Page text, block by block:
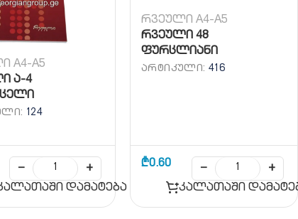
A4-A5
ა-4
124
−
+
დამატება
რვეული A4-A5
რვეული 48
ფურცლიანი
ᲐᲠᲢᲘᲙᲣᲚᲘ: 416
₾0.60 −
+
კალათაში